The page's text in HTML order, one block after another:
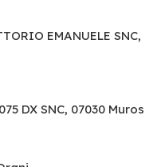
EMANUELE SNC,
DX SNC, 07030 Muros